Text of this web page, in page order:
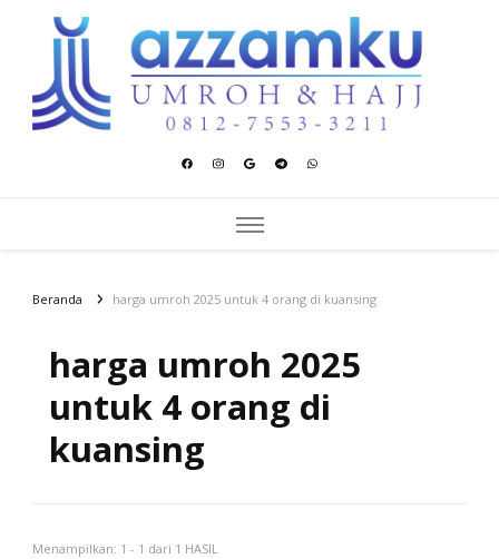
Azzamku Umroh dan Hajj
Beranda harga umroh 2025 untuk 4 orang di kuansing
harga umroh 2025
untuk 4 orang di
kuansing
Menampilkan: 1 - 1 dari 1 HASIL